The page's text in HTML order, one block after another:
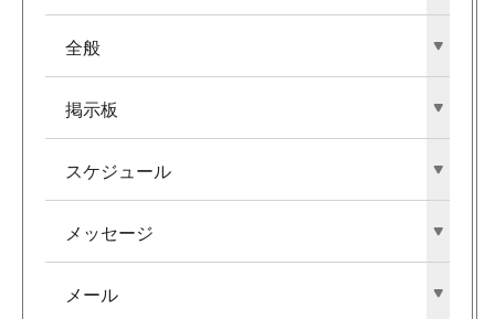
全般
掲示板
スケジュール
メッセージ
メール